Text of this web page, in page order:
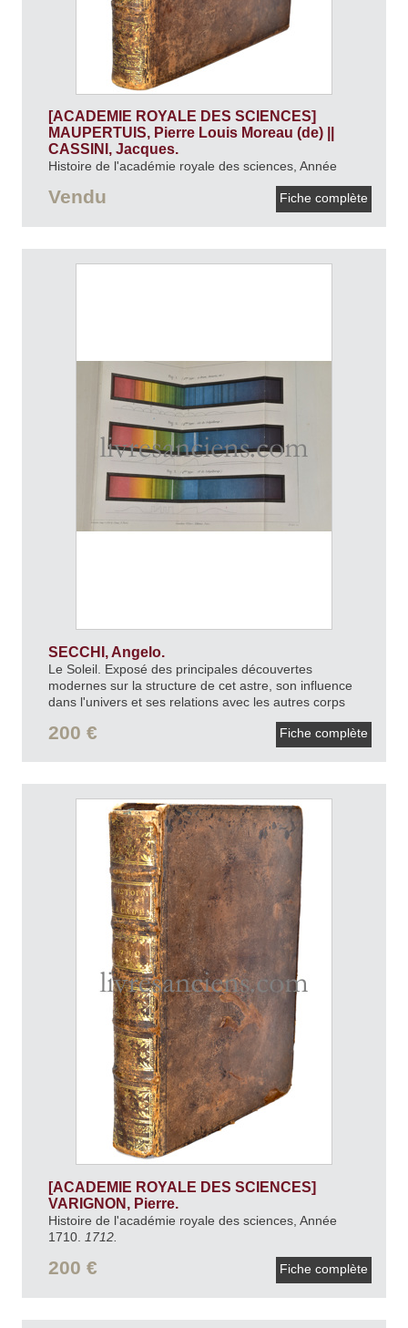
[ACADEMIE ROYALE DES SCIENCES]
MAUPERTUIS, Pierre Louis Moreau (de) ||
CASSINI, Jacques.
Histoire de l'académie royale des sciences, Année
Vendu Fiche complète
SECCHI, Angelo.
Le Soleil. Exposé des principales découvertes
modernes sur la structure de cet astre, son influence
dans l'univers et ses relations avec les autres corps
200 € Fiche complète
[ACADEMIE ROYALE DES SCIENCES]
VARIGNON, Pierre.
Histoire de l'académie royale des sciences, Année
1710. 1712.
200 € Fiche complète